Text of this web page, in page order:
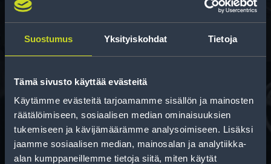
Suostumus Yksityiskohdat Tietoja
Tämä sivusto käyttää evästeitä
Käytämme evästeitä tarjoamamme sisällön ja mainosten
räätälöimiseen, sosiaalisen median ominaisuuksien
tukemiseen ja kävijämäärämme analysoimiseen. Lisäksi
jaamme sosiaalisen median, mainosalan ja analytiikka-
alan kumppaneillemme tietoja siitä, miten käytät
Rahoitus
Tee ostoksesi RengasCenter-tilillä. Saat
maksuaikaa renkaillesi.